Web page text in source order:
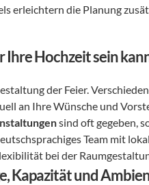
erleichtern die Planung
Ihre Hochzeit sein
der Feier.
sind oft gegeben,
Team mit
bei der
Kapazität und